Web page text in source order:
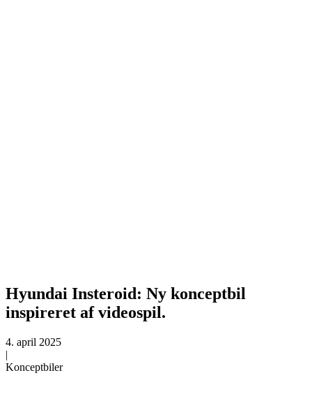
Hyundai Insteroid: Ny konceptbil
inspireret af videospil.
4. april 2025
|
Konceptbiler